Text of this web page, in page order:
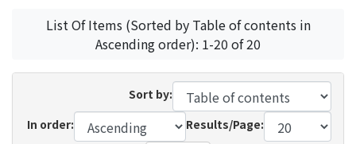
List Of Items (Sorted by Table of contents in
Ascending order): 1-20 of 20
Sort by:
In order:
Results/Page: